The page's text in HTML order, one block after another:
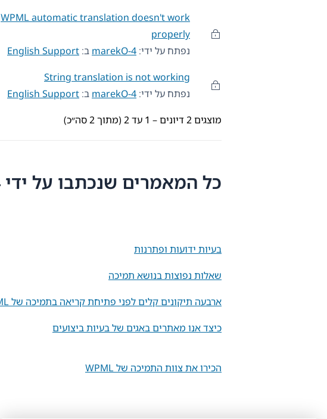
WPML automatic translation doesn't work
properly
נפתח על ידי: marekO-4 ב: English Support
String translation is not working
נפתח על ידי: marekO-4 ב: English Support
מוצגים 2 דיונים – 1 עד 2 (מתוך 2 סה״כ)
כל המאמרים שנכתבו על ידי marekO-4:
בעיות ידועות ופתרנות
שאלות נפוצות בנושא תמיכה
ארבעה תיקונים קלים לפני פתיחת קריאה בתמיכה של WPML
כיצד אנו מאתרים באגים של בעיות ביצועים
הכירו את צוות התמיכה של WPML